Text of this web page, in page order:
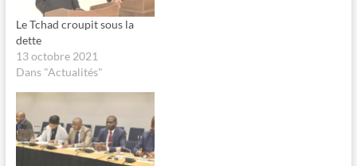
a
g
e
s
u
r
a
e
b
o
o
k
a
g
e
s
u
r
(
v
r
e
d
Le Tchad croupit sous la
dette
13 octobre 2021
Dans "Actualités"